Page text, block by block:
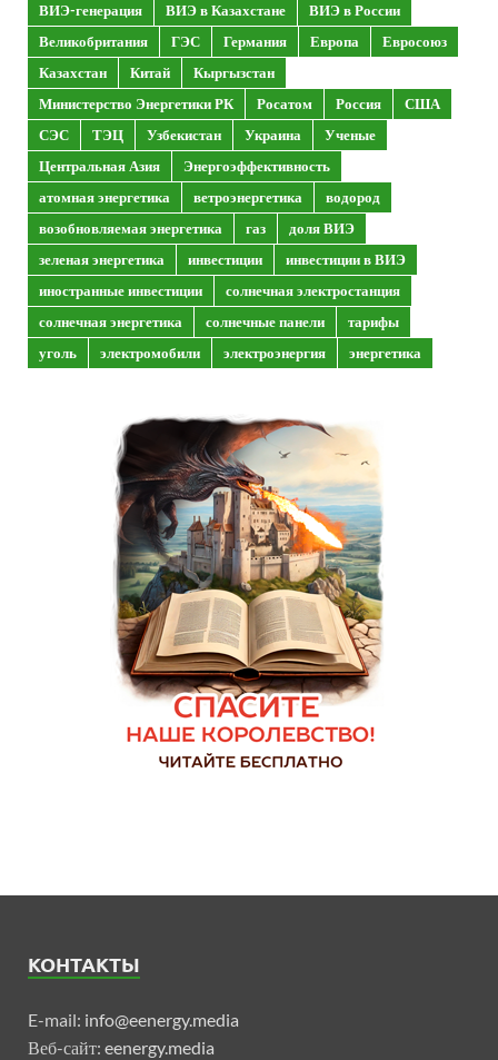
ВИЭ-генерация
ВИЭ в Казахстане
ВИЭ в России
Великобритания
ГЭС Германия Европа
Евросоюз
Казахстан
Китай
Кыргызстан
Министерство Энергетики РК
Росатом Россия
США
СЭС
ТЭЦ Узбекистан Украина
Ученые
Центральная Азия
Энергоэффективность
атомная энергетика
ветроэнергетика
водород
возобновляемая энергетика
газ
доля ВИЭ
зеленая энергетика
инвестиции
инвестиции в ВИЭ
иностранные инвестиции
солнечная электростанция
солнечная энергетика
солнечные панели
тарифы
уголь
электромобили электроэнергия энергетика
КОНТАКТЫ
E-mail: info@eenergy.media
Веб-сайт: eenergy.media